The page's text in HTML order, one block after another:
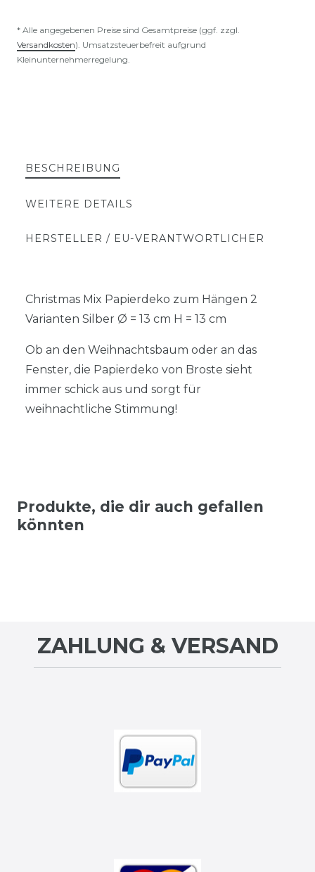
* Alle angegebenen Preise sind Gesamtpreise (ggf. zzgl.
Versandkosten). Umsatzsteuerbefreit aufgrund
Kleinunternehmerregelung.
BESCHREIBUNG
WEITERE DETAILS
HERSTELLER / EU-VERANTWORTLICHER
Christmas Mix Papierdeko zum Hängen 2
Varianten Silber Ø = 13 cm H = 13 cm
Ob an den Weihnachtsbaum oder an das
Fenster, die Papierdeko von Broste sieht
immer schick aus und sorgt für
weihnachtliche Stimmung!
Produkte, die dir auch gefallen
könnten
ZAHLUNG & VERSAND